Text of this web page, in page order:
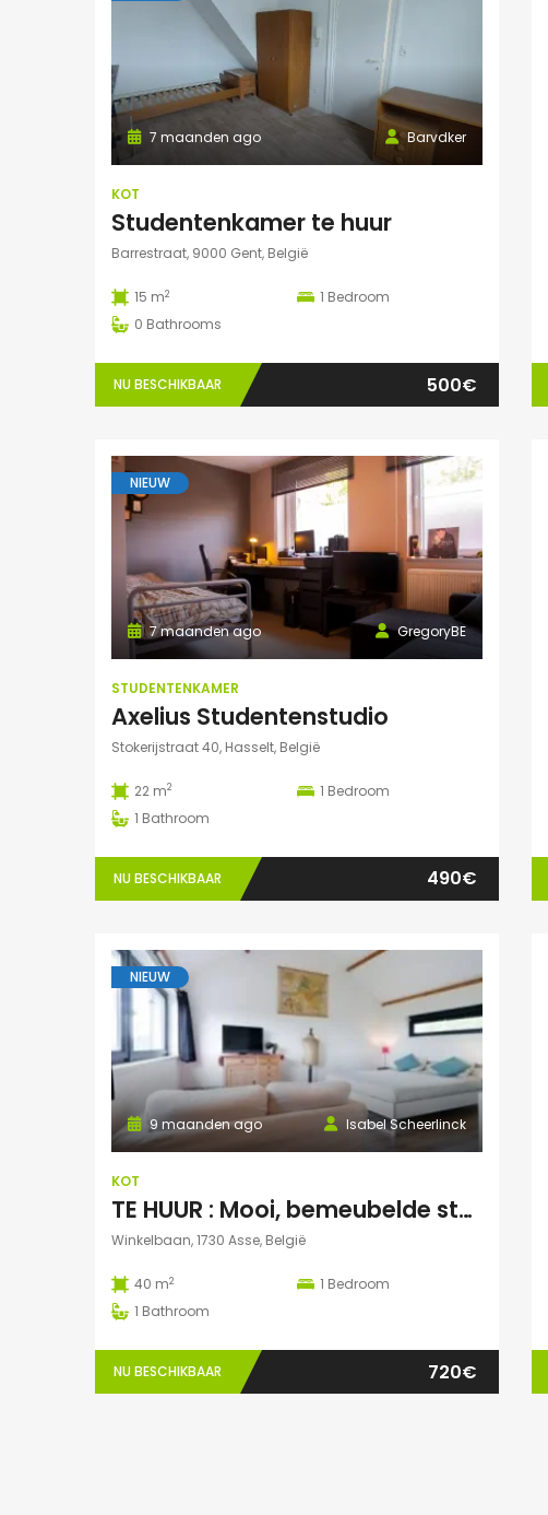
Barvdker
7 maanden ago
KOT
Studentenkamer te huur
Barrestraat, 9000 Gent, België
15 m2 1 Bedroom
0 Bathrooms
NU BESCHIKBAAR 500€
NIEUW
GregoryBE
7 maanden ago
STUDENTENKAMER
Axelius Studentenstudio
Stokerijstraat 40, Hasselt, België
22 m2 1 Bedroom
1 Bathroom
NU BESCHIKBAAR 490€
NIEUW
Isabel Scheerlinck
9 maanden ago
KOT
TE HUUR : Mooi, bemeubelde studentenstudio te Asse
Winkelbaan, 1730 Asse, België
40 m2 1 Bedroom
1 Bathroom
NU BESCHIKBAAR 720€